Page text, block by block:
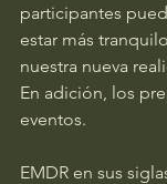
participantes
estar más
nuestra nueva
En adición, los
eventos.
EMDR en sus